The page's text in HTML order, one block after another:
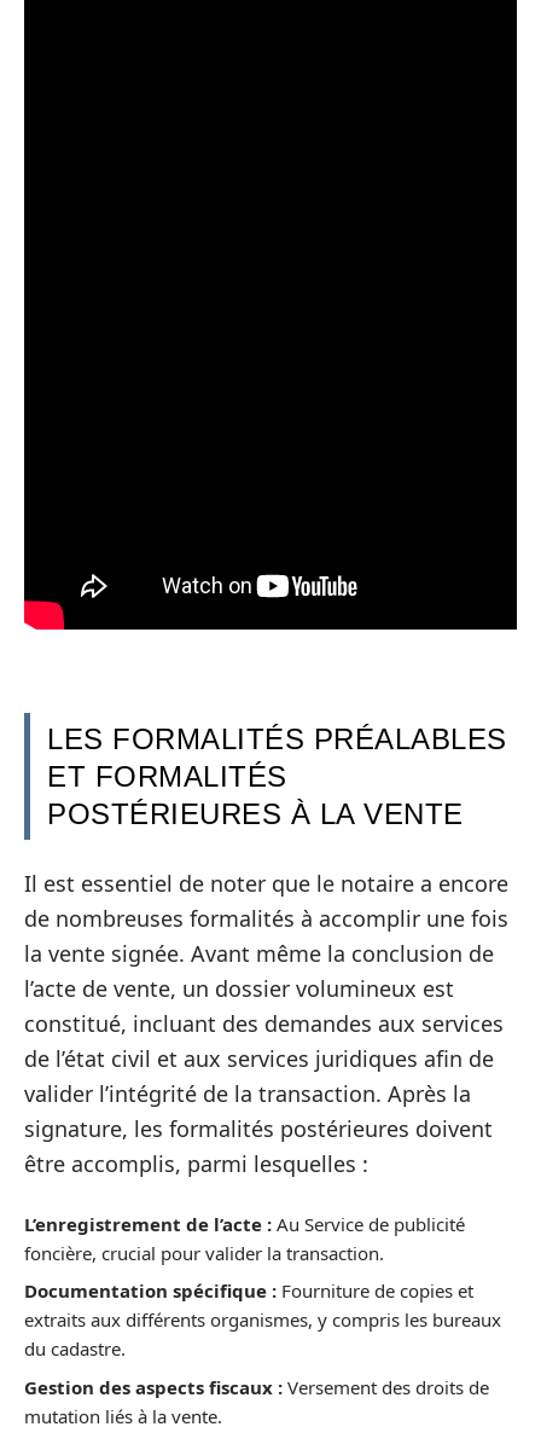
LES FORMALITÉS PRÉALABLES
ET FORMALITÉS
POSTÉRIEURES À LA VENTE
Il est essentiel de noter que le notaire a encore
de nombreuses formalités à accomplir une fois
la vente signée. Avant même la conclusion de
l’acte de vente, un dossier volumineux est
constitué, incluant des demandes aux services
de l’état civil et aux services juridiques afin de
valider l’intégrité de la transaction. Après la
signature, les formalités postérieures doivent
être accomplis, parmi lesquelles :
L’enregistrement de l’acte : Au Service de publicité
foncière, crucial pour valider la transaction.
Documentation spécifique : Fourniture de copies et
extraits aux différents organismes, y compris les bureaux
du cadastre.
Gestion des aspects fiscaux : Versement des droits de
mutation liés à la vente.